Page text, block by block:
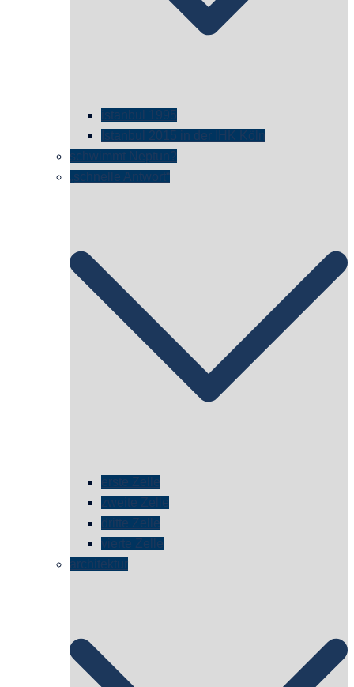
istanbul 1995
Istanbul 2015 in der IHK Köln
schwimmt Neptun?
„schnelle Antwort“
erste Zelle
zweite Zelle
dritte Zelle
vierte Zelle
architektur